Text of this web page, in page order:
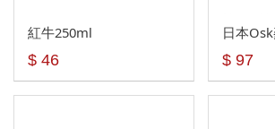
紅牛250ml
$ 46
日本
$ 97